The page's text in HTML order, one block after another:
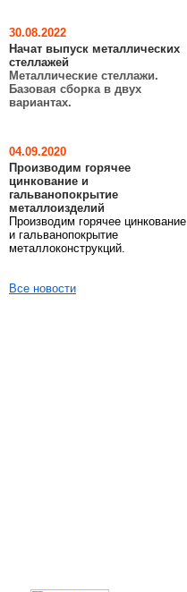
30.08.2022
Начат выпуск металлических
стеллажей
Металлические стеллажи.
Базовая сборка в двух
вариантах.
04.09.2020
Производим горячее
цинкование и
гальванопокрытие
металлоизделий
Производим горячее цинкование
и гальванопокрытие
металлоконструкций.
Все новости